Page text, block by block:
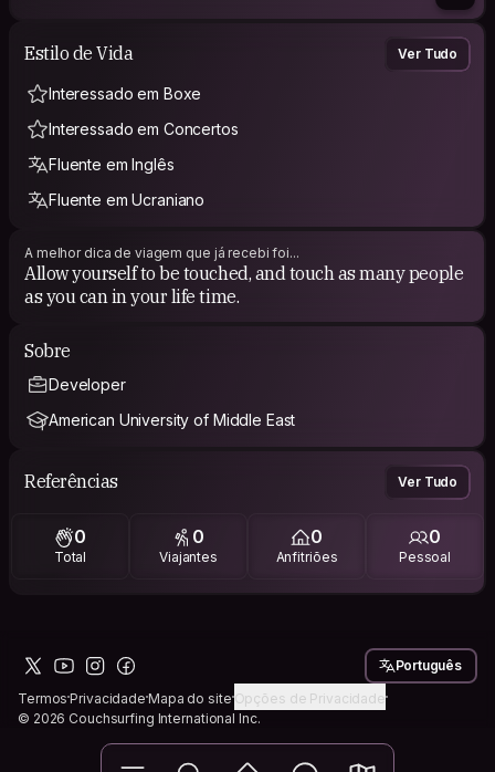
Estilo de Vida Ver Tudo
Interessado em Boxe
Interessado em Concertos
Fluente em Inglês
Fluente em Ucraniano
A melhor dica de viagem que já recebi foi...
Allow yourself to be touched, and touch as many people
as you can in your life time.
Sobre
Developer
American University of Middle East
Referências Ver Tudo
0
Total
0
Viajantes
0
Anfitriões
0
Pessoal
TermosPrivacidadeMapa do siteOpções de Privacidade
© 2026 Couchsurfing International Inc.
Português